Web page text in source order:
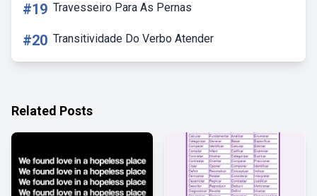
#19 Travesseiro Para As Pernas
#20 Transitividade Do Verbo Atender
Related Posts